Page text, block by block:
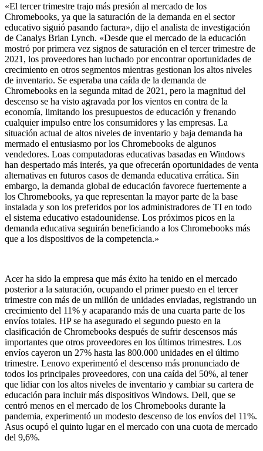
«El tercer trimestre trajo más presión al mercado de los
Chromebooks, ya que la saturación de la demanda en el sector
educativo siguió pasando factura», dijo el analista de investigación
de Canalys Brian Lynch. «Desde que el mercado de la educación
mostró por primera vez signos de saturación en el tercer trimestre de
2021, los proveedores han luchado por encontrar oportunidades de
crecimiento en otros segmentos mientras gestionan los altos niveles
de inventario. Se esperaba una caída de la demanda de
Chromebooks en la segunda mitad de 2021, pero la magnitud del
descenso se ha visto agravada por los vientos en contra de la
economía, limitando los presupuestos de educación y frenando
cualquier impulso entre los consumidores y las empresas. La
situación actual de altos niveles de inventario y baja demanda ha
mermado el entusiasmo por los Chromebooks de algunos
vendedores. Loas computadoras educativas basadas en Windows
han despertado más interés, ya que ofrecerán oportunidades de venta
alternativas en futuros casos de demanda educativa errática. Sin
embargo, la demanda global de educación favorece fuertemente a
los Chromebooks, ya que representan la mayor parte de la base
instalada y son los preferidos por los administradores de TI en todo
el sistema educativo estadounidense. Los próximos picos en la
demanda educativa seguirán beneficiando a los Chromebooks más
que a los dispositivos de la competencia.»
Acer ha sido la empresa que más éxito ha tenido en el mercado
posterior a la saturación, ocupando el primer puesto en el tercer
trimestre con más de un millón de unidades enviadas, registrando un
crecimiento del 11% y acaparando más de una cuarta parte de los
envíos totales. HP se ha asegurado el segundo puesto en la
clasificación de Chromebooks después de sufrir descensos más
importantes que otros proveedores en los últimos trimestres. Los
envíos cayeron un 27% hasta las 800.000 unidades en el último
trimestre. Lenovo experimentó el descenso más pronunciado de
todos los principales proveedores, con una caída del 50%, al tener
que lidiar con los altos niveles de inventario y cambiar su cartera de
educación para incluir más dispositivos Windows. Dell, que se
centró menos en el mercado de los Chromebooks durante la
pandemia, experimentó un modesto descenso de los envíos del 11%.
Asus ocupó el quinto lugar en el mercado con una cuota de mercado
del 9,6%.